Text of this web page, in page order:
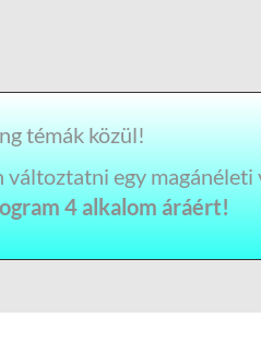
témák közül!
változtatni egy magánéleti
4 alkalom áráért!